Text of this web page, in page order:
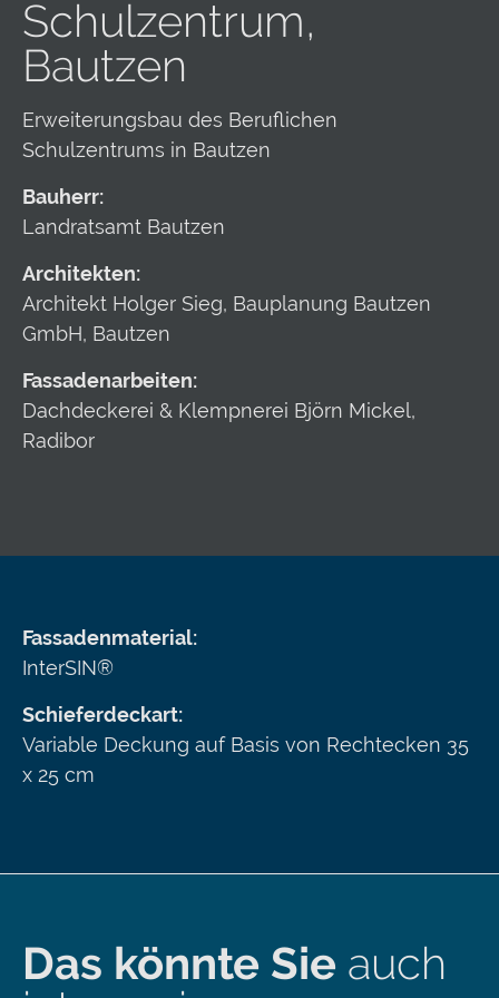
Schulzentrum,
Bautzen
Erweiterungsbau des Beruflichen
Schulzentrums in Bautzen
Bauherr:
Landratsamt Bautzen
Architekten:
Architekt Holger Sieg, Bauplanung Bautzen
GmbH, Bautzen
Fassadenarbeiten:
Dachdeckerei & Klempnerei Björn Mickel,
Radibor
Fassadenmaterial:
InterSIN®
Schieferdeckart:
Variable Deckung auf Basis von Rechtecken 35
x 25 cm
Das könnte Sie auch